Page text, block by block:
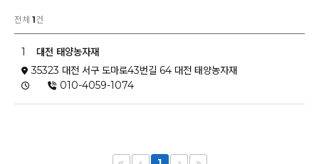
전체 1건
1
대전 태양농자재
35323 대전 서구 도마로43번길 64 대전 태양농자재
010-4059-1074